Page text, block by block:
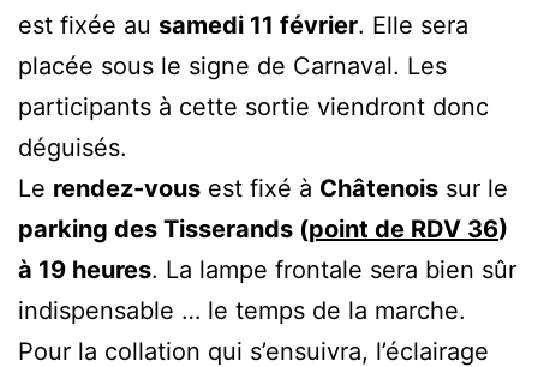
est fixée au samedi 11 février. Elle sera
placée sous le signe de Carnaval. Les
participants à cette sortie viendront donc
déguisés.
Le rendez-vous est fixé à Châtenois sur le
parking des Tisserands (point de RDV 36)
à 19 heures. La lampe frontale sera bien sûr
indispensable … le temps de la marche.
Pour la collation qui s’ensuivra, l’éclairage